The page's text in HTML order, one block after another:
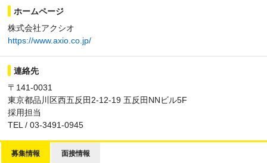
ホームページ
株式会社アクシオ
https://www.axio.co.jp/
連絡先
〒141-0031
東京都品川区西五反田2-12-19 五反田NNビル5F
採用担当
TEL / 03-3491-0945
募集情報 面接情報